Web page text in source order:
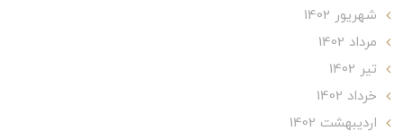
شهریور 1402
مرداد 1402
تير 1402
خرداد 1402
ارديبهشت 1402